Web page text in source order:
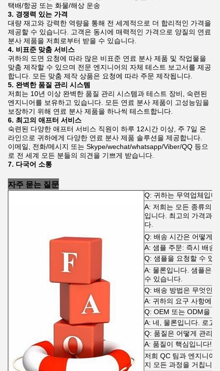
택배/항공 또는 화물/해상 운송
3. 경쟁력 있는 가격
대량 재고와 강력한 역량을 통해 전 세계적으로 더 합리적인 가격을
제공할 수 있습니다. 고객은 동시에 매력적인 가격으로 양질의 연료
분사 제품을 저희로부터 받을 수 있습니다.
4. 비표준 맞춤 서비스
귀하의 도면 요청에 따라 많은 비표준 연료 분사 제품 및 작업물을
맞춤 제작할 수 있으며 전문 엔지니어의 자체 테스트 보고서를 제공
합니다. 모든 맞춤 제작 상품은 요청에 따라 주문 제작됩니다.
5. 완벽한 품질 관리 시스템
저희는 10년 이상 완벽한 품질 관리 시스템과 테스트 장비, 숙련된
엔지니어를 보유하고 있습니다. 모든 연료 분사 제품이 고성능임을
보장하기 위해 연료 분사 제품을 하나씩 테스트합니다.
6. 최고의 애프터 서비스
숙련된 다양한 애프터 서비스 직원이 하루 12시간 이상, 주 7일 온
라인으로 귀하에게 다양한 연료 분사 제품 솔루션을 제공합니다.
이메일, 전화/메시지 또는 Skype/wechat/whatsapp/Viber/QQ 등으
로 전 세계 모든 분들의 의견을 기쁘게 받습니다.
7. 다국어 소통
자주 묻는 질문
Q: 귀하는 무역업체입
A: 저희는 모든 종류의
입니다. 최고의 가격과
다.
Q: 배송 시간은 어떻게
A: 샘플 주문: 즉시 배송
Q: 샘플을 요청할 수 있
A: 물론입니다. 샘플은
수 있습니다.
Q: 배송 방법은 무엇인
A: 귀하의 요구 사항에
Q: OEM 또는 ODM을
A: 네, 물론입니다. 로고
Q: 품질은 어떻게 관리
A: 품질이 핵심입니다!
저희 QC 팀과 엔지니어
지 모든 과정을 거칩니